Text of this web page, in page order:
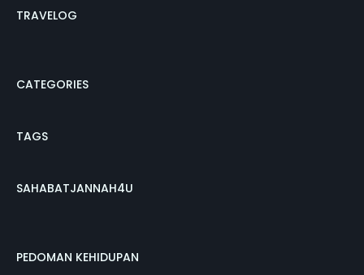
TRAVELOG
CATEGORIES
TAGS
SAHABATJANNAH4U
PEDOMAN KEHIDUPAN